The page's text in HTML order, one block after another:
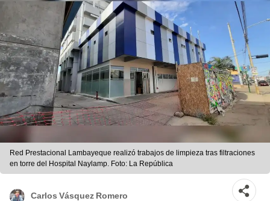
Red Prestacional Lambayeque realizó trabajos de limpieza tras filtraciones
en torre del Hospital Naylamp. Foto: La República
Carlos Vásquez Romero